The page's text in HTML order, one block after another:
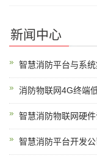
新闻中心
智慧消防平台与系
消防物联网4G终端
智慧消防物联网硬
智慧消防平台开发